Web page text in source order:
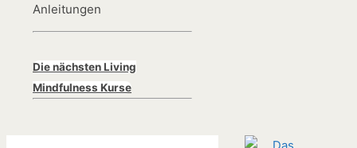
Anleitungen
Die nächsten Living
Mindfulness Kurse